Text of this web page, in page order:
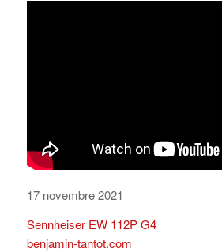
17 novembre 2021
Sennheiser EW 112P G4
benjamin-tantot.com